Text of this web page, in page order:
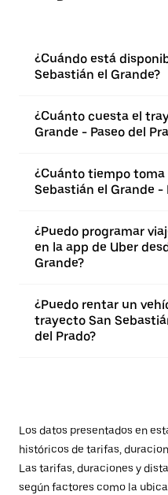
¿Cuándo está
Sebastián el Grande?
¿Cuánto cuesta el
Grande - Paseo del
¿Cuánto tiempo
Sebastián el Grande -
¿Puedo programar
en la app de Uber
Grande?
¿Puedo rentar un
trayecto San
del Prado?
Los datos presentados en
históricos de tarifas,
Las tarifas, duraciones y
según factores como la